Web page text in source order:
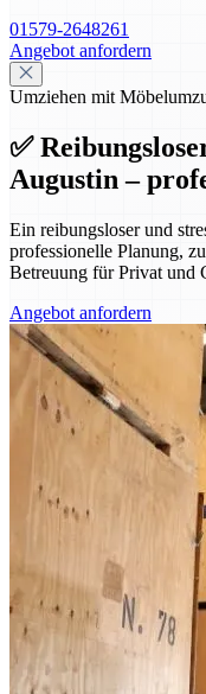
01579-2648261
Angebot anfordern
Umziehen mit
✅
Augustin –
Ein reibungsloser und
professionelle Planung,
Betreuung für Privat und
Angebot anfordern